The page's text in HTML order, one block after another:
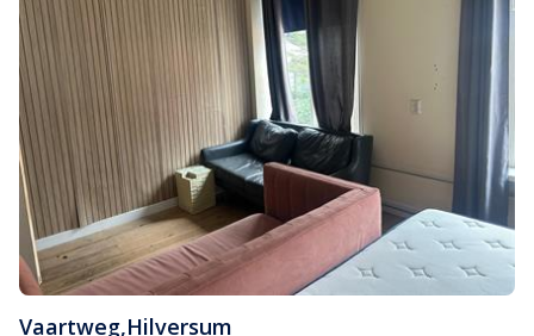
Vaartweg,Hilversum